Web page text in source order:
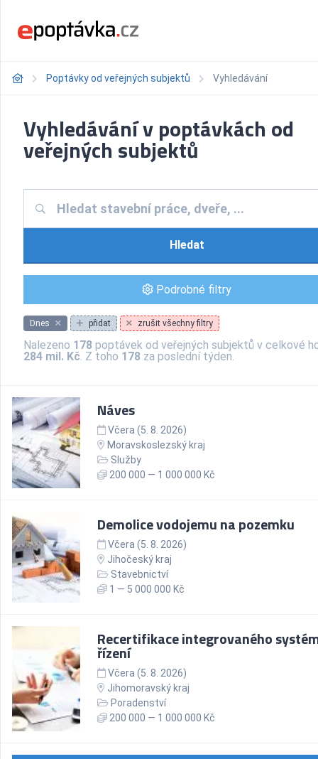
Poptávky od veřejných subjektů Vyhledávání
Vyhledávání v poptávkách od
veřejných subjektů
Hledat
Podrobné filtry
Dnes přidat zrušit všechny filtry
Nalezeno 178 poptávek od veřejných subjektů v celkové
284 mil. Kč. Z toho 178 za poslední týden.
Náves
Včera (5. 8. 2026)
Moravskoslezský kraj
Služby
200 000 — 1 000 000 Kč
Demolice vodojemu na pozemku
Včera (5. 8. 2026)
Jihočeský kraj
Stavebnictví
1 — 5 000 000 Kč
Recertifikace integrovaného
řízení
Včera (5. 8. 2026)
Jihomoravský kraj
Poradenství
200 000 — 1 000 000 Kč